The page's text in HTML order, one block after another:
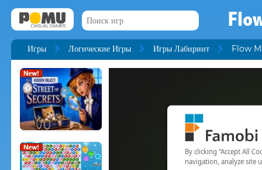
Игры Логические Игры Игры Лабиринт Flow